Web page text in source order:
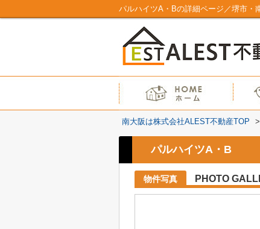
パルハイツA・Bの詳細ページ／堺市・
南大阪は株式会社ALEST不動産TOP >
パルハイツA・B
物件写真 PHOTO